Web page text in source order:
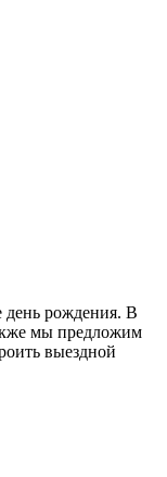
день рождения. В
мы предложим
выездной